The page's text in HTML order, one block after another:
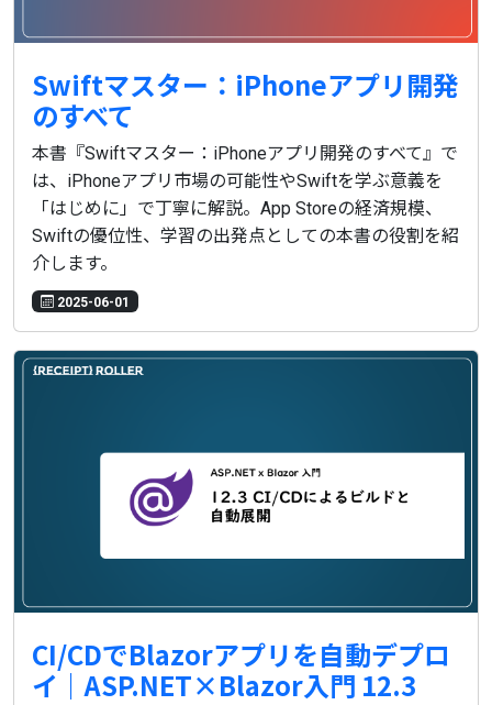
Swiftマスター：iPhoneアプリ開発
のすべて
本書『Swiftマスター：iPhoneアプリ開発のすべて』で
は、iPhoneアプリ市場の可能性やSwiftを学ぶ意義を
「はじめに」で丁寧に解説。App Storeの経済規模、
Swiftの優位性、学習の出発点としての本書の役割を紹
介します。
2025-06-01
CI/CDでBlazorアプリを自動デプロ
イ｜ASP.NET×Blazor入門 12.3